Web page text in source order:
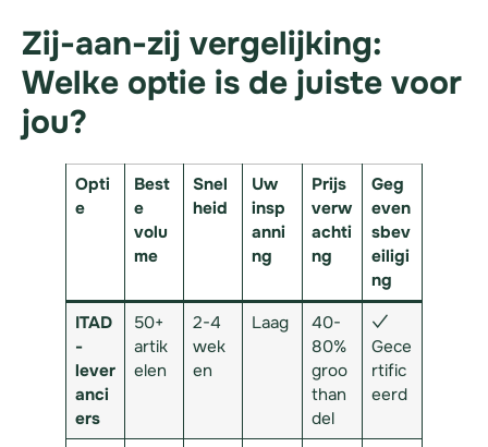
Zij-aan-zij vergelijking:
Welke optie is de juiste voor
jou?
Opti
e
Best
e
volu
me
Snel
heid
Uw
insp
anni
ng
Prijs
verw
achti
ng
Geg
even
sbev
eiligi
ng
ITAD
-
lever
anci
ers
50+
artik
elen
2-4
wek
en
Laag
40-
80%
groo
than
del
✓
Gece
rtific
eerd